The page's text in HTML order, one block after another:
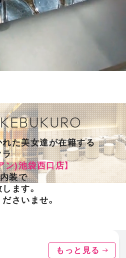
た美女達が在籍する
ラ
)池袋西口店】
装で
ます。
さいませ。
もっと見る